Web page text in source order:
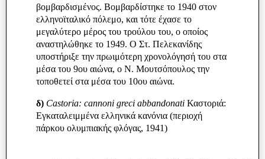
βομβαρδισμένος. Βομβαρδίστηκε το 1940 στον
ελληνοϊταλικό πόλεμο, και τότε έχασε το
μεγαλύτερο μέρος του τρούλου του, ο οποίος
αναστηλώθηκε το 1949. Ο Στ. Πελεκανίδης
υποστήριξε την πρωιμότερη χρονολόγησή του στα
μέσα του 9ου αιώνα, ο Ν. Μουτσόπουλος την
τοποθετεί στα μέσα του 10ου αιώνα.
δ) Castoria: cannoni greci abbandonati Καστοριά:
Εγκαταλειμμένα ελληνικά κανόνια (περιοχή
πάρκου ολυμπιακής φλόγας, 1941)